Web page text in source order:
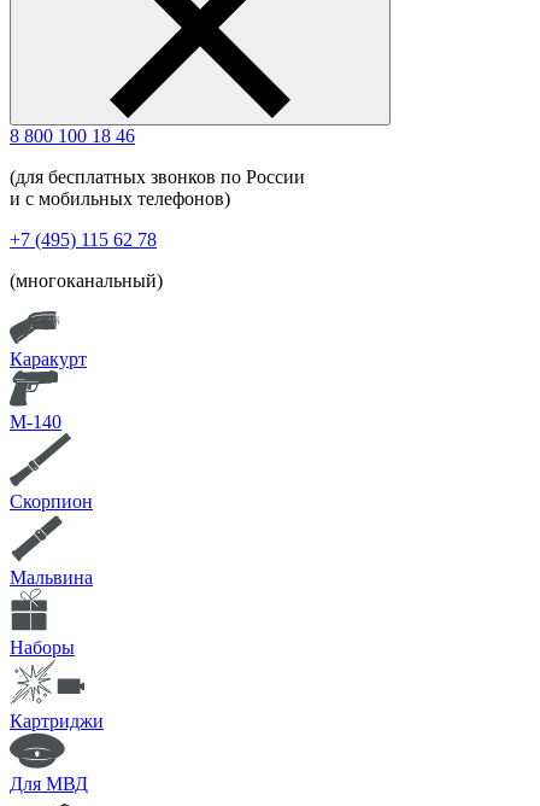
8 800 100 18 46
(для бесплатных звонков по России
и с мобильных телефонов)
+7 (495) 115 62 78
(многоканальный)
Каракурт
М-140
Скорпион
Мальвина
Наборы
Картриджи
Для МВД